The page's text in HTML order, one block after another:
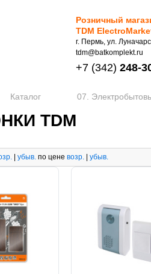
Розничный
TDM
г. Пермь, ул.
tdm@batkomplekt.ru
+7 (342) 248-
Каталог 07.
TDM
| убыв. по цене возр. | убыв.